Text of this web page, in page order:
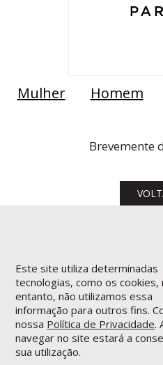
Este site utiliza determinadas
tecnologias, como os cookies,
entanto, não utilizamos essa
informação para outros fins.
nossa Política de Privacidade.
navegar no site estará a
sua utilização.
Mulher Homem
Brevemente